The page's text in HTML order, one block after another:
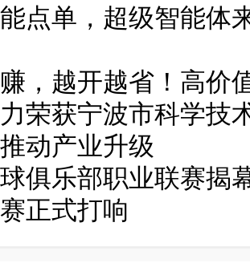
点单，超级智能体
，越开越省！高价
荣获宁波市科学技
动产业升级
俱乐部职业联赛揭
正式打响